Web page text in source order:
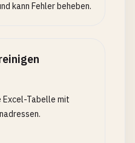
kann Fehler beheben.
Excel-Tabelle mit